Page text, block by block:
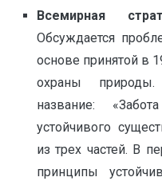
Все­мирная
Обсуждается
основе принятой в
охраны
название:
устойчивого
из трех частей. В
принципы